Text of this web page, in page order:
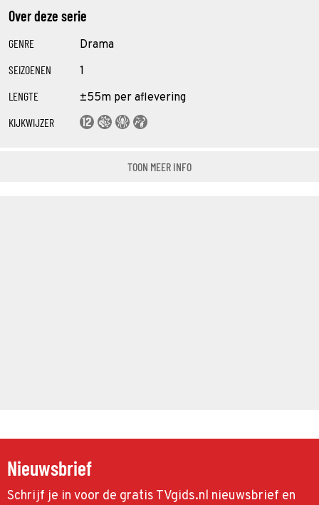
Over deze serie
GENRE Drama
SEIZOENEN 1
LENGTE ±55m per aflevering
KIJKWIJZER
TOON MEER INFO
Nieuwsbrief
Schrijf je in voor de gratis TVgids.nl nieuwsbrief en